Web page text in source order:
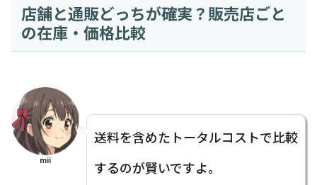
店舗と通販どっちが確実？販売店ごと
の在庫・価格比較
mii
送料を含めたトータルコストで比較
するのが賢いですよ。